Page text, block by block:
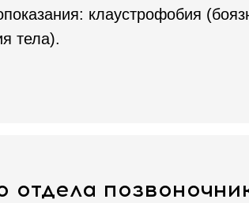
клаустрофобия
тела).
отдела